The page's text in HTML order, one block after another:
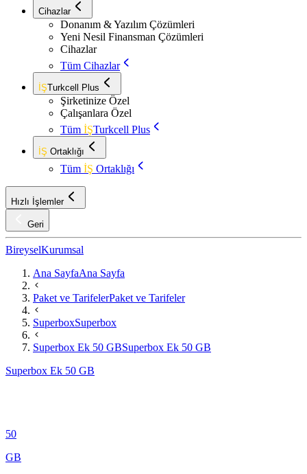
Cihazlar
Donanım & Yazılım Çözümleri
Yeni Nesil Finansman Çözümleri
Cihazlar
Tüm Cihazlar
İŞTurkcell Plus
Şirketinize Özel
Çalışanlara Özel
Tüm İŞTurkcell Plus
İŞ Ortaklığı
Tüm İŞ Ortaklığı
Hızlı İşlemler
Geri
BireyselKurumsal
Ana SayfaAna Sayfa
Paket ve TarifelerPaket ve Tarifeler
SuperboxSuperbox
Superbox Ek 50 GBSuperbox Ek 50 GB
Superbox Ek 50 GB
50
GB